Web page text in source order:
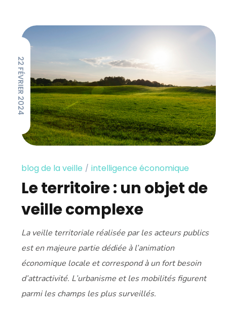
22 FÉVRIER 2024
blog de la veille intelligence économique
Le territoire : un objet de
veille complexe
La veille territoriale réalisée par les acteurs publics
est en majeure partie dédiée à l’animation
économique locale et correspond à un fort besoin
d’attractivité. L’urbanisme et les mobilités figurent
parmi les champs les plus surveillés.